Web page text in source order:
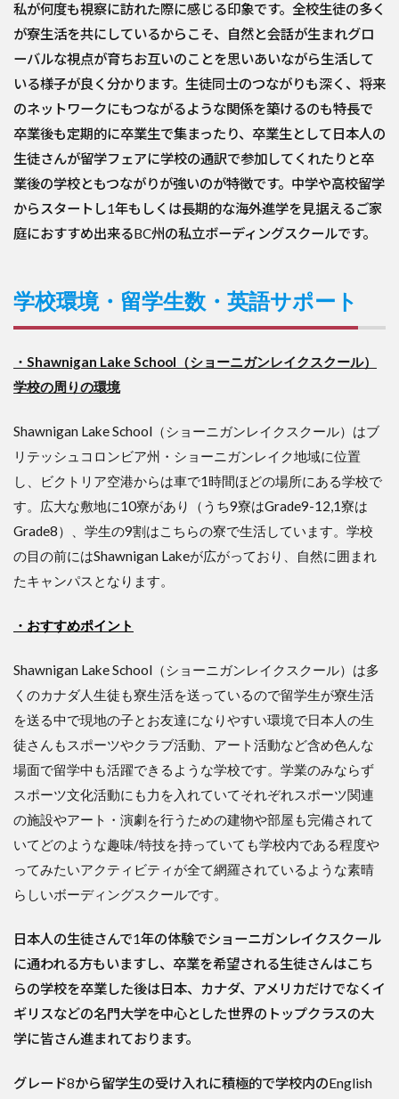
私が何度も視察に訪れた際に感じる印象です。全校生徒の多く
が寮生活を共にしているからこそ、自然と会話が生まれグロ
ーバルな視点が育ちお互いのことを思いあいながら生活して
いる様子が良く分かります。生徒同士のつながりも深く、将来
のネットワークにもつながるような関係を築けるのも特長で
卒業後も定期的に卒業生で集まったり、卒業生として日本人の
生徒さんが留学フェアに学校の通訳で参加してくれたりと卒
業後の学校ともつながりが強いのが特徴です。中学や高校留学
からスタートし1年もしくは長期的な海外進学を見据えるご家
庭におすすめ出来るBC州の私立ボーディングスクールです。
学校環境・留学生数・英語サポート
・Shawnigan Lake School（ショーニガンレイクスクール）
学校の周りの環境
Shawnigan Lake School（ショーニガンレイクスクール）はブ
リテッシュコロンビア州・ショーニガンレイク地域に位置
し、ビクトリア空港からは車で1時間ほどの場所にある学校で
す。広大な敷地に10寮があり（うち9寮はGrade9-12,1寮は
Grade8）、学生の9割はこちらの寮で生活しています。学校
の目の前にはShawnigan Lakeが広がっており、自然に囲まれ
たキャンパスとなります。
・おすすめポイント
Shawnigan Lake School（ショーニガンレイクスクール）は多
くのカナダ人生徒も寮生活を送っているので留学生が寮生活
を送る中で現地の子とお友達になりやすい環境で日本人の生
徒さんもスポーツやクラブ活動、アート活動など含め色んな
場面で留学中も活躍できるような学校です。学業のみならず
スポーツ文化活動にも力を入れていてそれぞれスポーツ関連
の施設やアート・演劇を行うための建物や部屋も完備されて
いてどのような趣味/特技を持っていても学校内である程度や
ってみたいアクティビティが全て網羅されているような素晴
らしいボーディングスクールです。
日本人の生徒さんで1年の体験でショーニガンレイクスクール
に通われる方もいますし、卒業を希望される生徒さんはこち
らの学校を卒業した後は日本、カナダ、アメリカだけでなくイ
ギリスなどの名門大学を中心とした世界のトップクラスの大
学に皆さん進まれております。
グレード8から留学生の受け入れに積極的で学校内のEnglish